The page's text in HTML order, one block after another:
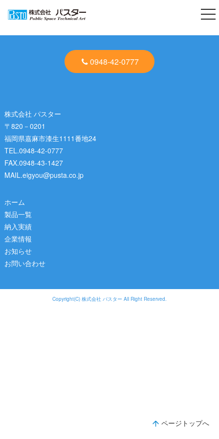
ページトップへ
0948-42-0777
株式会社 パスター
〒820－0201
福岡県嘉麻市漆生1111番地24
TEL.0948-42-0777
FAX.0948-43-1427
MAIL.eigyou@pusta.co.jp
ホーム
製品一覧
納入実績
企業情報
お知らせ
お問い合わせ
Copyright(C) 株式会社 パスター All Right Reserved.